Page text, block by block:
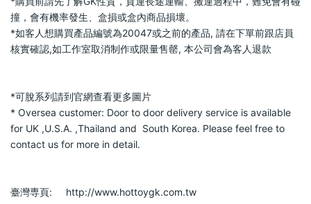
撞，會有機率發生、盒損或盒內商品損壞。
*如客人想購買產品編號為20047或之前的產品, 請在下單前跟店員
核實確認,如工作室取消制作或限量售罄, 本公司會為客人退款
*可脫系列請到官網查看更多圖片
* Oversea customer: Door to door delivery service is available
for UK ,U.S.A. ,Thailand and  South Korea. Please feel free to
contact us for more in detail.
臺灣専頁:     http://www.hottoygk.com.tw